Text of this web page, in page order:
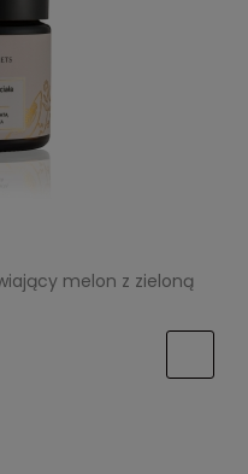
melon z zieloną